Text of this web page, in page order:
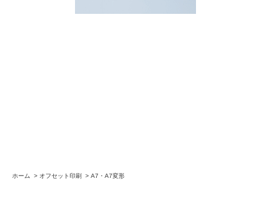
ホーム > オフセット印刷 > A7・A7変形